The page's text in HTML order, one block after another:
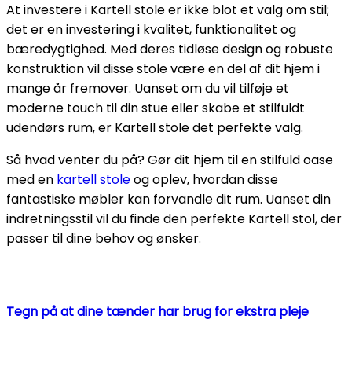
At investere i Kartell stole er ikke blot et valg om stil;
det er en investering i kvalitet, funktionalitet og
bæredygtighed. Med deres tidløse design og robuste
konstruktion vil disse stole være en del af dit hjem i
mange år fremover. Uanset om du vil tilføje et
moderne touch til din stue eller skabe et stilfuldt
udendørs rum, er Kartell stole det perfekte valg.
Så hvad venter du på? Gør dit hjem til en stilfuld oase
med en kartell stoleog oplev, hvordan disse
fantastiske møbler kan forvandle dit rum. Uanset din
indretningsstil vil du finde den perfekte Kartell stol, der
passer til dine behov og ønsker.
Tegn på at dine tænder har brug for ekstra pleje